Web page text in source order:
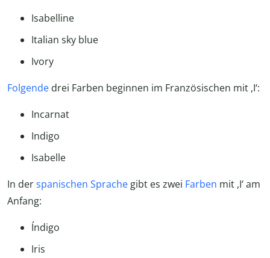
Isabelline
Italian sky blue
Ivory
Folgende drei Farben beginnen im Französischen mit ,I‘:
Incarnat
Indigo
Isabelle
In derspanischen Sprache gibt es zwei Farben mit ,I‘ am
Anfang:
Índigo
Iris